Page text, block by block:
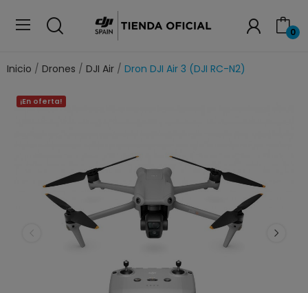
0
Inicio Drones DJI Air Dron DJI Air 3 (DJI RC-N2)
¡En oferta!